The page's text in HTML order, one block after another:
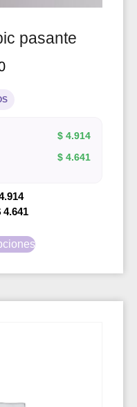
pasante
$ 4.914
$ 4.641
4.641